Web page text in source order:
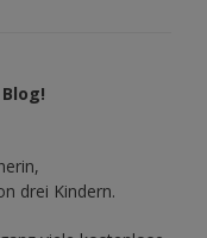
drei Kindern.